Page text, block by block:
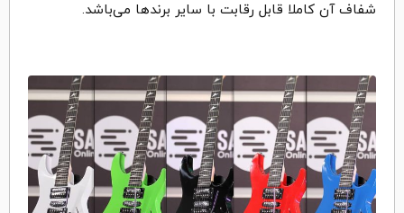
شفاف آن کاملا قابل رقابت با سایر برندها می‌باشد.